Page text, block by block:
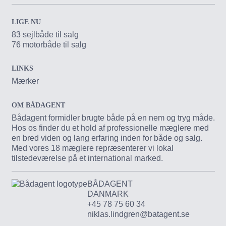
LIGE NU
83 sejlbåde til salg
76 motorbåde til salg
LINKS
Mærker
OM BÅDAGENT
Bådagent formidler brugte både på en nem og tryg måde.
Hos os finder du et hold af professionelle mæglere med
en bred viden og lang erfaring inden for både og salg.
Med vores 18 mæglere repræsenterer vi lokal
tilstedeværelse på et international marked.
BÅDAGENT
DANMARK
+45 78 75 60 34
niklas.lindgren@batagent.se